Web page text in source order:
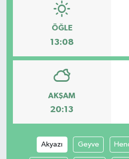
ÖĞLE
13:08
AKŞAM
20:13
Akyazı Geyve